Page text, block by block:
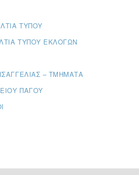
ΤΎΠΟΥ
ΤΎΠΟΥ ΕΚΛΟΓΏΝ
– ΤΜΉΜΑΤΑ
ΠΆΓΟΥ